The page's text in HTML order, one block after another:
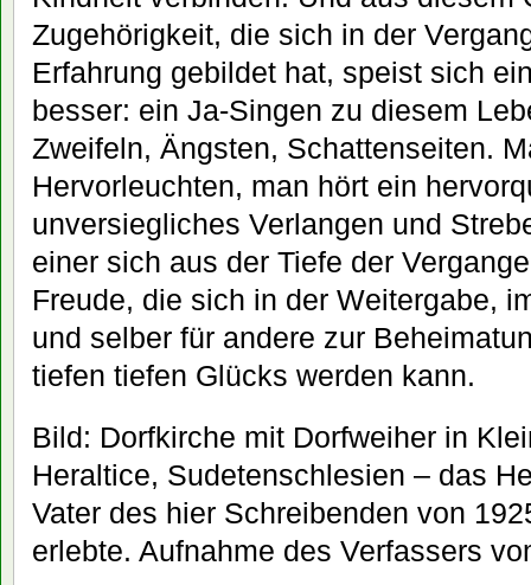
Zugehörigkeit, die sich in der
Erfahrung gebildet hat, speist sich
besser: ein Ja-Singen zu diesem
Zweifeln, Ängsten, Schattenseiten.
Hervorleuchten, man hört ein
unversiegliches Verlangen und
einer sich aus der Tiefe der
Freude, die sich in der Weitergabe,
und selber für andere zur
tiefen tiefen Glücks werden kann.
Bild: Dorfkirche mit Dorfweiher in
Heraltice, Sudetenschlesien – das
Vater des hier Schreibenden von
erlebte. Aufnahme des Verfassers